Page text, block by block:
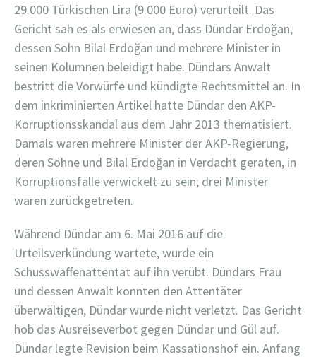
29.000 Türkischen Lira (9.000 Euro) verurteilt. Das
Gericht sah es als erwiesen an, dass Dündar Erdoğan,
dessen Sohn Bilal Erdoğan und mehrere Minister in
seinen Kolumnen beleidigt habe. Dündars Anwalt
bestritt die Vorwürfe und kündigte Rechtsmittel an. In
dem inkriminierten Artikel hatte Dündar den AKP-
Korruptionsskandal aus dem Jahr 2013 thematisiert.
Damals waren mehrere Minister der AKP-Regierung,
deren Söhne und Bilal Erdoğan in Verdacht geraten, in
Korruptionsfälle verwickelt zu sein; drei Minister
waren zurückgetreten.
Während Dündar am 6. Mai 2016 auf die
Urteilsverkündung wartete, wurde ein
Schusswaffenattentat auf ihn verübt. Dündars Frau
und dessen Anwalt konnten den Attentäter
überwältigen, Dündar wurde nicht verletzt. Das Gericht
hob das Ausreiseverbot gegen Dündar und Gül auf.
Dündar legte Revision beim Kassationshof ein. Anfang